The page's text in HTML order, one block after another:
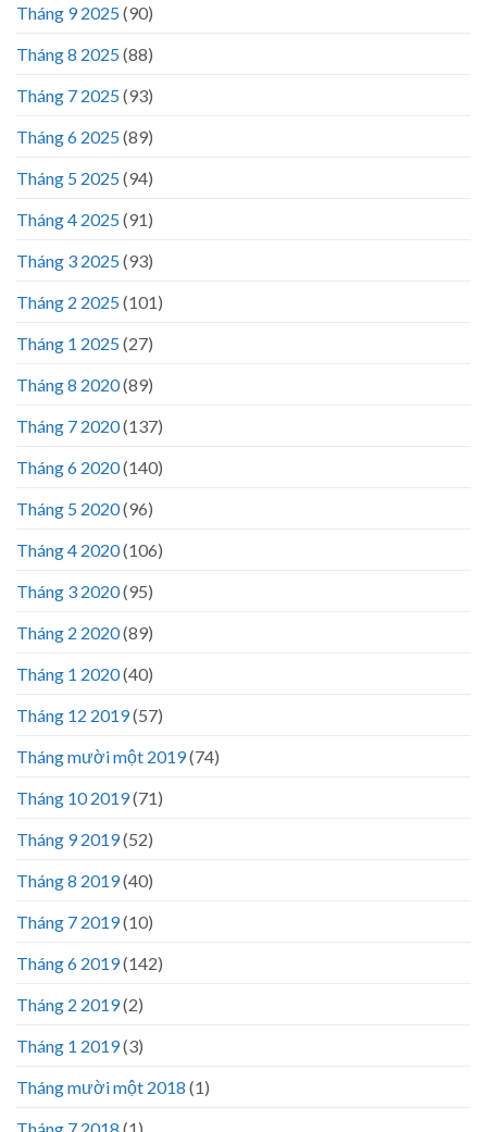
Tháng 9 2025(90)
Tháng 8 2025(88)
Tháng 7 2025(93)
Tháng 6 2025(89)
Tháng 5 2025(94)
Tháng 4 2025(91)
Tháng 3 2025(93)
Tháng 2 2025(101)
Tháng 1 2025(27)
Tháng 8 2020(89)
Tháng 7 2020(137)
Tháng 6 2020(140)
Tháng 5 2020(96)
Tháng 4 2020(106)
Tháng 3 2020(95)
Tháng 2 2020(89)
Tháng 1 2020(40)
Tháng 12 2019(57)
Tháng mười một 2019(74)
Tháng 10 2019(71)
Tháng 9 2019(52)
Tháng 8 2019(40)
Tháng 7 2019(10)
Tháng 6 2019(142)
Tháng 2 2019(2)
Tháng 1 2019(3)
Tháng mười một 2018 (1)